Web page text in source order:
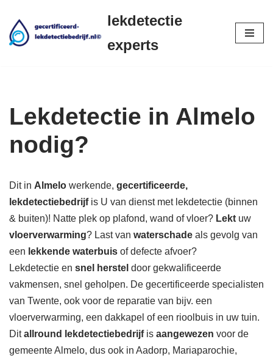
Ga
lekdetectie
experts
Lekdetectie in Almelo
nodig?
Dit in Almelo werkende, gecertificeerde,
lekdetectiebedrijf is U van dienst met lekdetectie (binnen
& buiten)! Natte plek op plafond, wand of vloer? Lekt uw
vloerverwarming? Last van waterschade als gevolg van
een lekkende waterbuis of defecte afvoer?
Lekdetectie en snel herstel door gekwalificeerde
vakmensen, snel geholpen. De gecertificeerde specialisten
van Twente, ook voor de reparatie van bijv. een
vloerverwarming, een dakkapel of een rioolbuis in uw tuin.
Ditallround lekdetectiebedrijfis aangewezen voor de
gemeente Almelo, dus ook in Aadorp, Mariaparochie,